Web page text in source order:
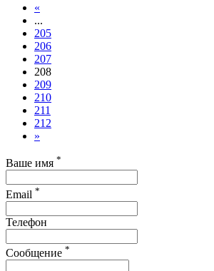
«
...
205
206
207
208
209
210
211
212
»
Ваше имя *
Email *
Телефон
Сообщение *